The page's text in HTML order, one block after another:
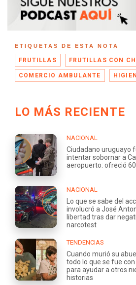
ETIQUETAS DE ESTA NOTA
FRUTILLAS FRUTILLAS CON
COMERCIO AMBULANTE
LO MÁS RECIENTE
NACIONAL
Ciudadano uruguayo
intentar sobornar a
aeropuerto: ofreció
NACIONAL
Lo que se sabe del
involucró a José
libertad tras dar
narcotest
TENDENCIAS
Cuando murió su
todo lo que se fue
para ayudar a otros
historias